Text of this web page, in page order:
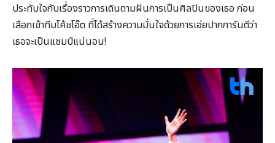
ประทับใจกับเรื่องราวการเดินตามฝันการเป็นศิลปินของเธอ ก่อน
เลือกเข้าทีมโค้ชโอ๊ต ที่ได้สร้างความมั่นใจด้วยการเอ่ยปากการันตีว่า
เธอจะเป็นแชมป์แน่นอน!